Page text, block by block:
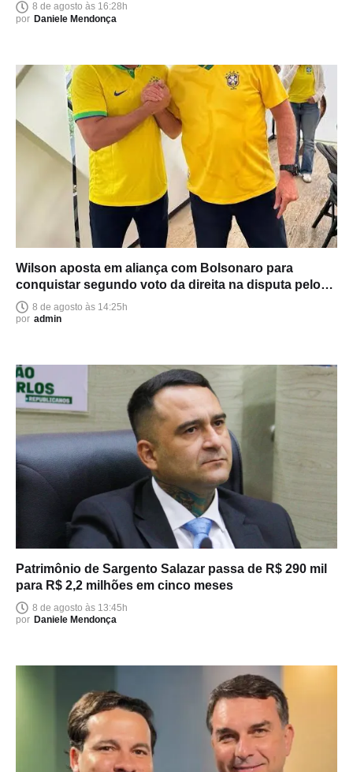
8 de agosto às 16:28h
por Daniele Mendonça
Wilson aposta em aliança com Bolsonaro para
conquistar segundo voto da direita na disputa pelo
Senado
8 de agosto às 14:25h
por admin
Patrimônio de Sargento Salazar passa de R$ 290 mil
para R$ 2,2 milhões em cinco meses
8 de agosto às 13:45h
por Daniele Mendonça